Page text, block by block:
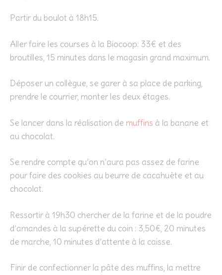
Partir du boulot à 18h15.
Aller faire les courses à la Biocoop: 33€ et des
broutilles, 15 minutes dans le magasin grand maximum.
Déposer un collègue, se garer à sa place de parking,
prendre le courrier, monter les deux étages.
Se lancer dans la réalisation de muffins à la banane et
au chocolat.
Se rendre compte qu’on n’aura pas assez de farine
pour faire des cookies au beurre de cacahuète et au
chocolat.
Ressortir à 19h30 chercher de la farine et de la poudre
d’amandes à la supérette du coin : 3,50€, 20 minutes
de marche, 10 minutes d’attente à la caisse.
Finir de confectionner la pâte des muffins, la mettre